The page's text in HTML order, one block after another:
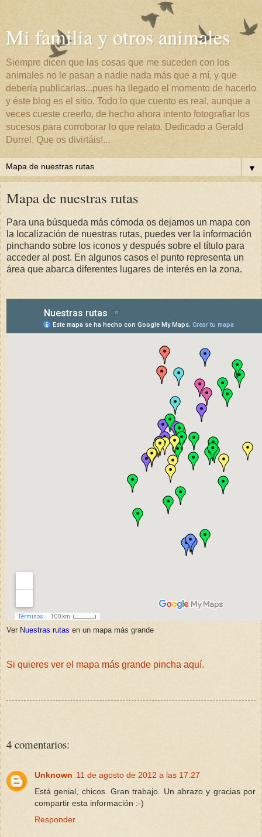
Mi familia y otros animales
Siempre dicen que las cosas que me suceden con los
animales no le pasan a nadie nada más que a mí, y que
debería publicarlas...pues ha llegado el momento de hacerlo
y éste blog es el sitio. Todo lo que cuento es real, aunque a
veces cueste creerlo, de hecho ahora intento fotografiar los
sucesos para corroborar lo que relato. Dedicado a Gerald
Durrel. Que os divirtáis!...
▼
Mapa de nuestras rutas
Para una búsqueda más cómoda os dejamos un mapa con
la localización de nuestras rutas, puedes ver la información
pinchando sobre los iconos y después sobre el título para
acceder al post. En algunos casos el punto representa un
área que abarca diferentes lugares de interés en la zona.
Ver Nuestras rutas en un mapa más grande
Si quieres ver el mapa más grande pincha aquí.
4 comentarios:
Unknown 11 de agosto de 2012 a las 17:27
Está genial, chicos. Gran trabajo. Un abrazo y gracias por
compartir esta información :-)
Responder